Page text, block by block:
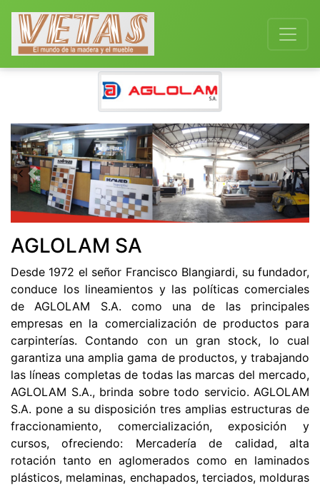
Previous Next
AGLOLAM SA
Desde 1972 el señor Francisco Blangiardi, su fundador,
conduce los lineamientos y las políticas comerciales
de AGLOLAM S.A. como una de las principales
empresas en la comercialización de productos para
carpinterías. Contando con un gran stock, lo cual
garantiza una amplia gama de productos, y trabajando
las líneas completas de todas las marcas del mercado,
AGLOLAM S.A., brinda sobre todo servicio. AGLOLAM
S.A. pone a su disposición tres amplias estructuras de
fraccionamiento, comercialización, exposición y
cursos, ofreciendo: Mercadería de calidad, alta
rotación tanto en aglomerados como en laminados
plásticos, melaminas, enchapados, terciados, molduras